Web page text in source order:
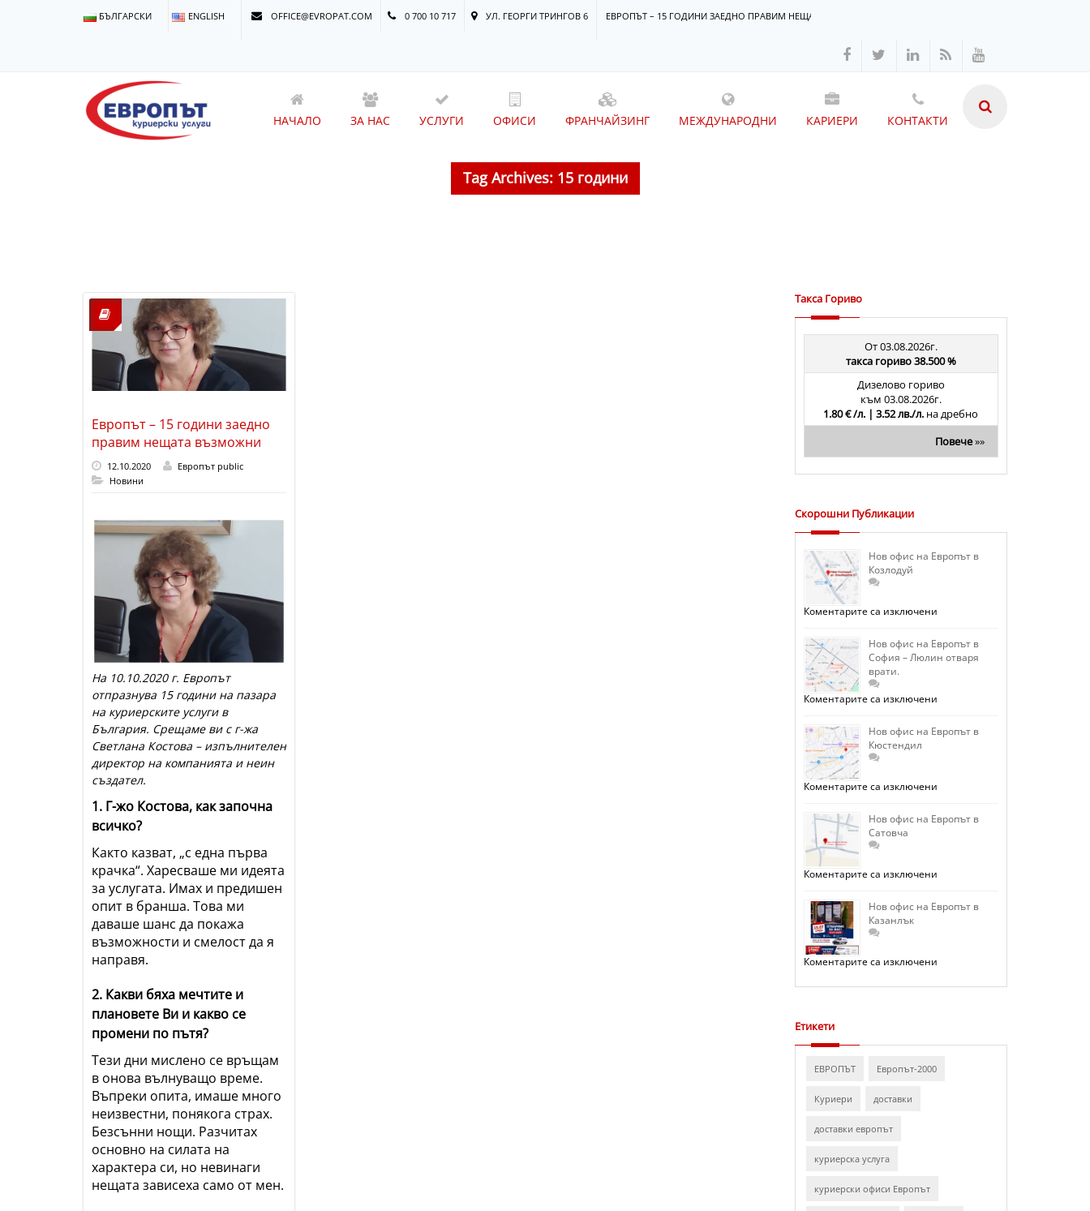
БЪЛГАРСКИ ENGLISH OFFICE@EVROPAT.COM 0 700 10 717 УЛ. ГЕОРГИ ТРИНГОВ 6 ЕВРОПЪТ – 15 ГОДИНИ ЗАЕДНО ПРАВИМ НЕЩАТА ВЪЗМОЖНИ
НАЧАЛО ЗА НАС УСЛУГИ ОФИСИ ФРАНЧАЙЗИНГ МЕЖДУНАРОДНИ КАРИЕРИ КОНТАКТИ
Tag Archives: 15 години
Европът – 15 години заедно
правим нещата възможни
12.10.2020
Европът public
Новини
На 10.10.2020 г. Европът
отпразнува 15 години на пазара
на куриерските услуги в
България. Срещаме ви с г-жа
Светлана Костова – изпълнителен
директор на компанията и неин
създател.
1. Г-жо Костова, как започна
всичко?
Както казват, „с една първа
крачка“. Харесваше ми идеята
за услугата. Имах и предишен
опит в бранша. Това ми
даваше шанс да покажа
възможности и смелост да я
направя.
2. Какви бяха мечтите и
плановете Ви и какво се
промени по пътя?
Тези дни мислено се връщам
в онова вълнуващо време.
Въпреки опита, имаше много
неизвестни, понякога страх.
Безсънни нощи. Разчитах
основно на силата на
характера си, но невинаги
нещата зависеха само от мен.
Такса Гориво
От 03.08.2026г.
такса гориво 38.500 %
Дизелово гориво
към 03.08.2026г.
1.80 € /л. | 3.52 лв./л. на дребно
Повече»»
Скорошни Публикации
Нов офис на Европът в
Козлодуй
Коментарите са изключениза
на
Европът
в
Нов офис на Европът в
София – Люлин отваря
врати.
Коментарите са изключениза
на
Европът
Люлин
отваря
Нов офис на Европът в
Кюстендил
Коментарите са изключениза
на
Европът
Нов офис на Европът в
Сатовча
Коментарите са изключениза
на
Европът
Нов офис на Европът в
Казанлък
Коментарите са изключениза
Етикети
ЕВРОПЪТ Европът-2000
Куриери доставки
доставки европът
куриерска услуга
куриерски офиси Европът